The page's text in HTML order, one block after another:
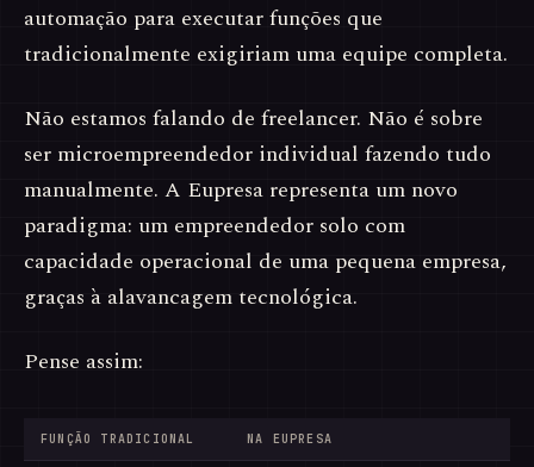
automação para executar funções que
tradicionalmente exigiriam uma equipe completa.
Não estamos falando de freelancer. Não é sobre
ser microempreendedor individual fazendo tudo
manualmente. A Eupresa representa um novo
paradigma: um empreendedor solo com
capacidade operacional de uma pequena empresa,
graças à alavancagem tecnológica.
Pense assim:
FUNÇÃO TRADICIONAL NA EUPRESA